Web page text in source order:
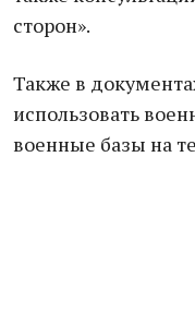
сторон».
Также в
использовать
военные базы на